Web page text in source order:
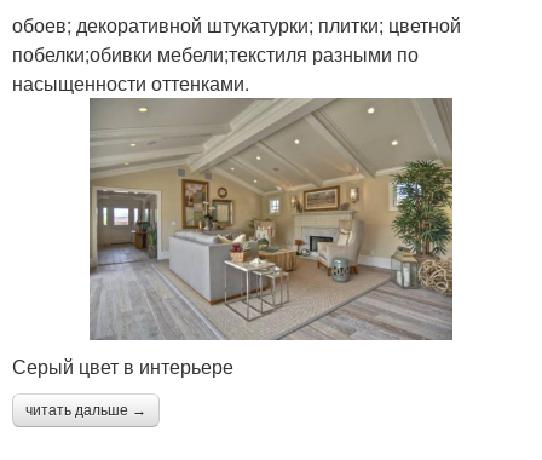
обоев; декоративной штукатурки; плитки; цветной
побелки;обивки мебели;текстиля разными по
насыщенности оттенками.
Серый цвет в интерьере
читать дальше →